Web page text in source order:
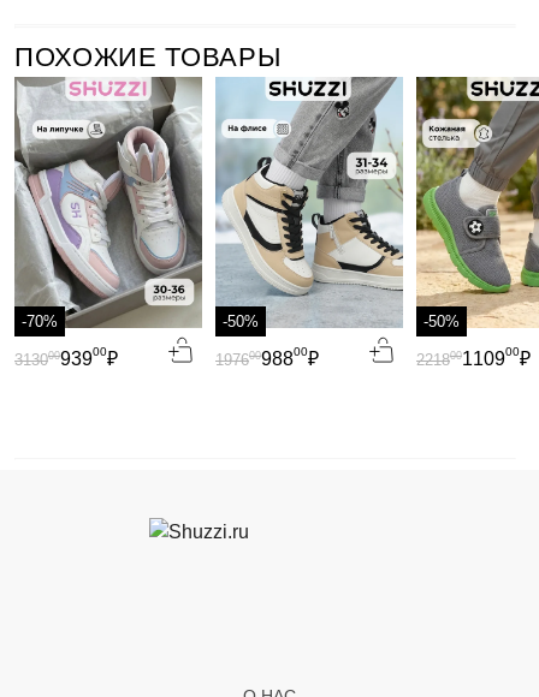
ПОХОЖИЕ ТОВАРЫ
-70%
93900₽
313000
-50%
98800₽
197600
-50%
110900₽
221800